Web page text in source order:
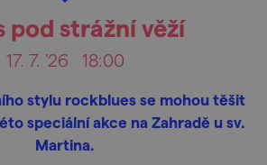
pod strážní věží
17. 7. '26 18:00
stylu rockblues se mohou těšit
speciální akce na Zahradě u sv.
Martina.